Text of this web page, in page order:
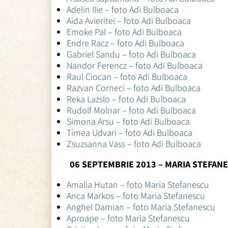
Adelin Ilie – foto Adi Bulboaca
Aida Avieritei – foto Adi Bulboaca
Emoke Pal – foto Adi Bulboaca
Endre Racz – foto Adi Bulboaca
Gabriel Sandu – foto Adi Bulboaca
Nandor Ferencz – foto Adi Bulboaca
Raul Ciocan – foto Adi Bulboaca
Razvan Corneci – foto Adi Bulboaca
Reka Lazslo – foto Adi Bulboaca
Rudolf Molnar – foto Adi Bulboaca
Simona Arsu – foto Adi Bulboaca
Timea Udvari – foto Adi Bulboaca
Zsuzsanna Vass – foto Adi Bulboaca
06 SEPTEMBRIE 2013 – MARIA
Amalia Hutan – foto Maria Stefanescu
Anca Markos – foto Maria Stefanescu
Anghel Damian – foto Maria Stefanescu
Aproape – foto Maria Stefanescu